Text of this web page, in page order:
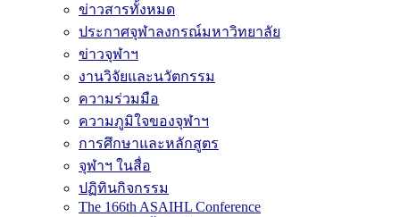
ข่าวสารทั้งหมด
ประกาศจุฬาลงกรณ์มหาวิทยาลัย
ข่าวจุฬาฯ
งานวิจัยและนวัตกรรม
ความร่วมมือ
ความภูมิใจของจุฬาฯ
การศึกษาและหลักสูตร
จุฬาฯ ในสื่อ
ปฏิทินกิจกรรม
The 166th ASAIHL Conference